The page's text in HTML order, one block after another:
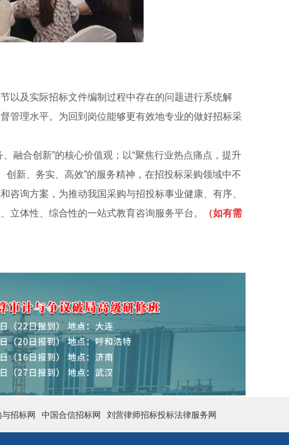
以及实际招标文件编制过程中存在的问题进行系统解
管理水平。为回到岗位能够更有效地专业的做好招标采
融合创新”的核心价值观；以“聚焦行业热点痛点，提升
新、务实、高效”的服务精神，在招投标采购领域中不
咨询方案，为推动我国采购与招投标事业健康、有序、
立体性、综合性的一站式教育咨询服务平台。
（如有需
招标网 中国合信招标网 刘营律师招标投标法律服务网